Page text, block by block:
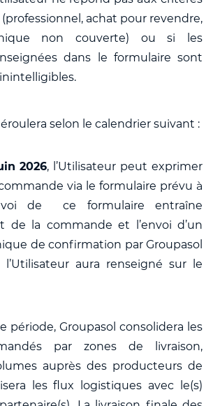
achat pour revendre,
non couverte) ou si les
dans le formulaire sont
selon le calendrier suivant :
2026, l’Utilisateur peut exprimer
via le formulaire prévu à
de ce formulaire entraîne
de la commande et l’envoi d’un
de confirmation par Groupasol
l’Utilisateur aura renseigné sur le
période, Groupasol consolidera les
par zones de livraison,
auprès des producteurs de
les flux logistiques avec le(s)